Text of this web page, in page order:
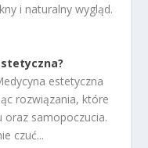
i naturalny wygląd.
estetyczna
rozwiązania, które
oraz samopoczucia.
czuć...